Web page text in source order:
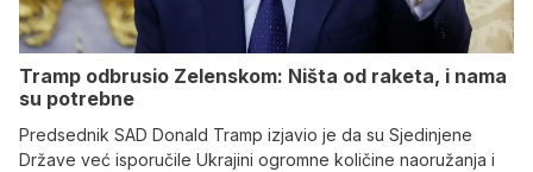
Tramp odbrusio Zelenskom: Ništa od raketa, i nama
su potrebne
Predsednik SAD Donald Tramp izjavio je da su Sjedinjene
Države već isporučile Ukrajini ogromne količine naoružanja i